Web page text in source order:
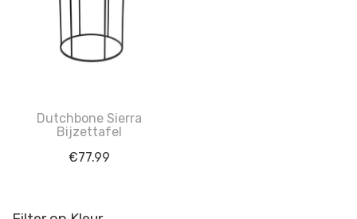
Dutchbone Sierra
Bijzettafel
€77.99